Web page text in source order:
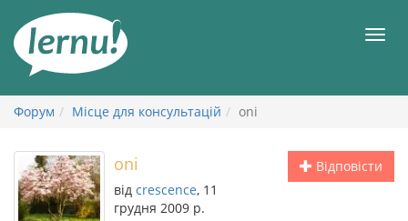
змісту
Форум Місце для консультацій oni
Відповісти
oni
від crescence, 11
грудня 2009 р.